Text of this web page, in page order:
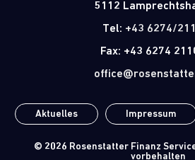
5112
Tel: +43 6274/
Fax: +43 6274
Aktuelles Impressum
© 2026 Rosenstatter Finanz
vorbehalten